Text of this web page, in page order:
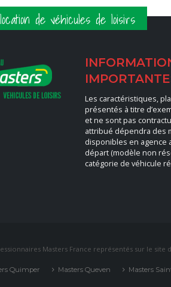
de véhicules de loisirs
Les caractéristiques,
présentés à titre
et ne sont pas
attribué dépendra des
disponibles en agence
départ (modèle non
catégorie de véhicule
Masters France représentés sur le site
Quimper Masters Queven Masters